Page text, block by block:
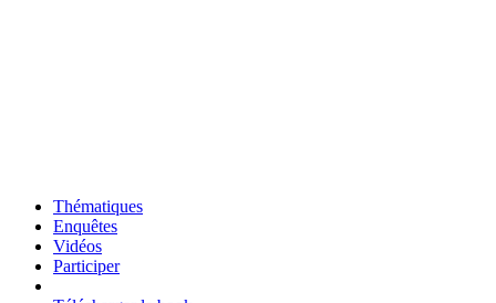
Thématiques
Enquêtes
Vidéos
Participer